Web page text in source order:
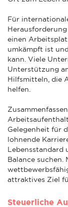
Für
einen
umkämpft ist
kann. Viele
Unterstützung
Hilfsmitteln, die
helfen.
Gelegenheit für
lohnende
Lebensstandard
Balance
attraktives Ziel
Steuerliche